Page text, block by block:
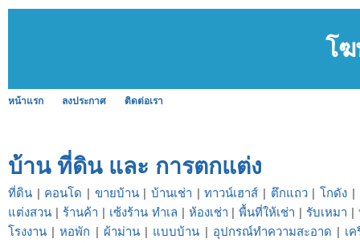
โ
หน้าแรก ลงประกาศ ติดต่อเรา
บ้าน ที่ดิน และ การตกแต่ง
ที่ดิน | คอนโด | ขายบ้าน|บ้านเช่า |ทาวน์เฮาส์ | ตึกแถว|โกดัง |
แต่งสวน | ร้านค้า | เซ้งร้าน ทำเล | ห้องเช่า |พื้นที่ให้เช่า | รับเหมา |
โรงงาน |หอพัก | ผ้าม่าน| แบบบ้าน | อุปกรณ์ทำความสะอาด | เ